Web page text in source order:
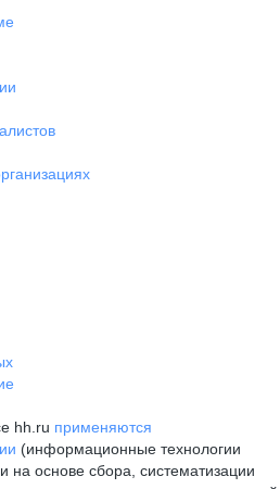
hh.ru применяются
(информационные технологии
основе сбора, систематизации